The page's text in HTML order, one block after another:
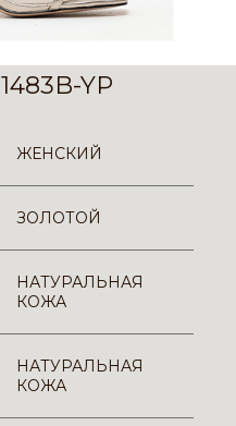
YP
ЖЕНСКИЙ
ЗОЛОТОЙ
НАТУРАЛЬНАЯ
КОЖА
НАТУРАЛЬНАЯ
КОЖА